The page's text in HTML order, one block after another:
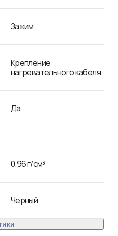
Зажим
Крепление
нагревательного кабеля
Да
0.96г/см³
Черный